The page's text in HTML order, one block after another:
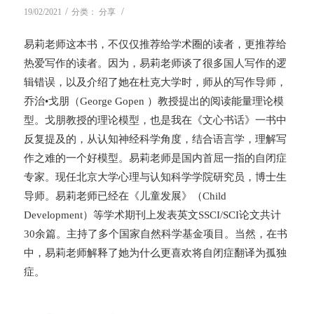
19/02/2021 / 分类： 分享 /
易莉老师这本书，不仅仅推荐给学术圈的读者，更推荐给
热爱写作的读者。因为，易莉老师谈了很多国人写作的逻
辑错误，以及介绍了她在杜克大学时，师从的写作导师，
乔治•戈朋（George Gopen ）教授提出的阅读能量理论模
型。戈朋教授的理论模型，也是我在《文心书话》一书中
反复提及的，从认知神经科学角度，结合语言学，理解写
作之难的一个好模型。易莉老师是国内首屈一指的自闭症
专家。现任北京大学心理与认知科学学院研究员，博士生
导师。易莉老师已经在《儿童发展》（Child
Development）等学术期刊上发表英文SSCI/SCI论文共计
30余篇。主持了多个国家自然科学基金项目。当然，在书
中，易莉老师解释了她为什么更喜欢将自闭症翻译为孤独
症。